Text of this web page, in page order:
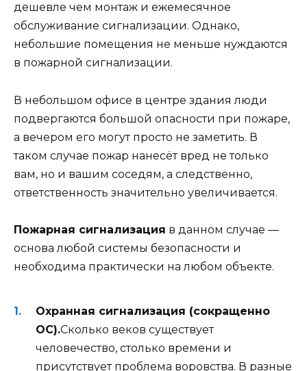
дешевле чем монтаж и ежемесячное
обслуживание сигнализации. Однако,
небольшие помещения не меньше нуждаются
в пожарной сигнализации.
В небольшом офисе в центре здания люди
подвергаются большой опасности при пожаре,
а вечером его могут просто не заметить. В
таком случае пожар нанесёт вред не только
вам, но и вашим соседям, а следственно,
ответственность значительно увеличивается.
Пожарная сигнализация в данном случае —
основа любой системы безопасности и
необходима практически на любом объекте.
Охранная сигнализация (сокращенно
ОС).Сколько веков существует
человечество, столько времени и
присутствует проблема воровства. В разные